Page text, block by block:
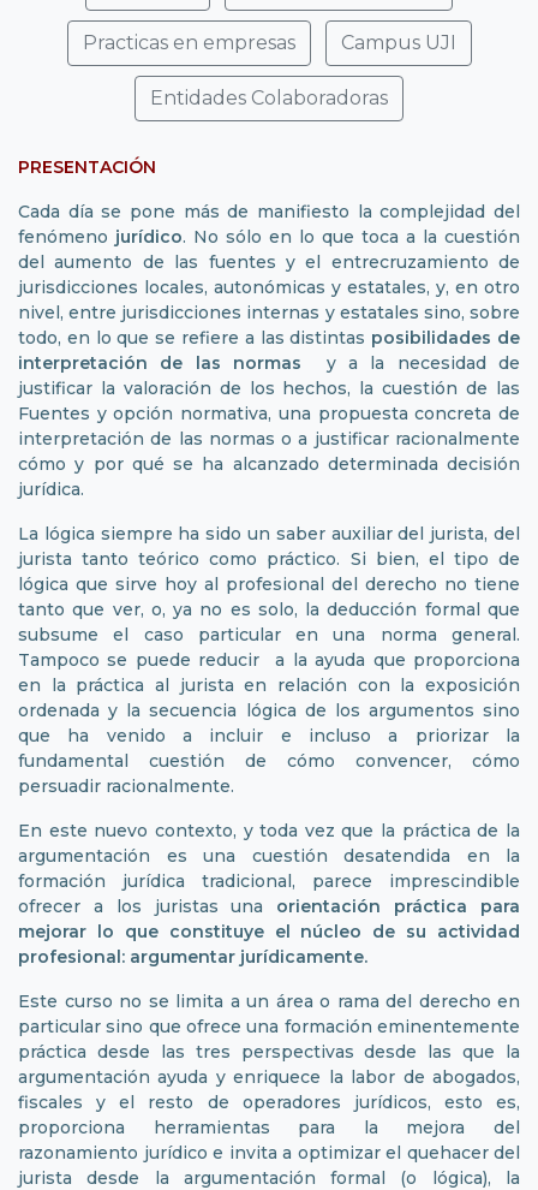
Practicas en empresas Campus UJI
Entidades Colaboradoras
PRESENTACIÓN
Cada día se pone más de manifiesto la complejidad del
fenómeno jurídico. No sólo en lo que toca a la cuestión
del aumento de las fuentes y el entrecruzamiento de
jurisdicciones locales, autonómicas y estatales, y, en otro
nivel, entre jurisdicciones internas y estatales sino, sobre
todo, en lo que se refiere a las distintas posibilidades de
interpretación de las normas y a la necesidad de
justificar la valoración de los hechos, la cuestión de las
Fuentes y opción normativa, una propuesta concreta de
interpretación de las normas o a justificar racionalmente
cómo y por qué se ha alcanzado determinada decisión
jurídica.
La lógica siempre ha sido un saber auxiliar del jurista, del
jurista tanto teórico como práctico. Si bien, el tipo de
lógica que sirve hoy al profesional del derecho no tiene
tanto que ver, o, ya no es solo, la deducción formal que
subsume el caso particular en una norma general.
Tampoco se puede reducir a la ayuda que proporciona
en la práctica al jurista en relación con la exposición
ordenada y la secuencia lógica de los argumentos sino
que ha venido a incluir e incluso a priorizar la
fundamental cuestión de cómo convencer, cómo
persuadir racionalmente.
En este nuevo contexto, y toda vez que la práctica de la
argumentación es una cuestión desatendida en la
formación jurídica tradicional, parece imprescindible
ofrecer a los juristas una orientación práctica para
mejorar lo que constituye el núcleo de su actividad
profesional: argumentar jurídicamente.
Este curso no se limita a un área o rama del derecho en
particular sino que ofrece una formación eminentemente
práctica desde las tres perspectivas desde las que la
argumentación ayuda y enriquece la labor de abogados,
fiscales y el resto de operadores jurídicos, esto es,
proporciona herramientas para la mejora del
razonamiento jurídico e invita a optimizar el quehacer del
jurista desde la argumentación formal (o lógica), la